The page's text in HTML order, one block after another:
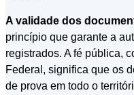
A validade dos
princípio que garante a
registrados. A fé pública,
Federal, significa que os
de prova em todo o